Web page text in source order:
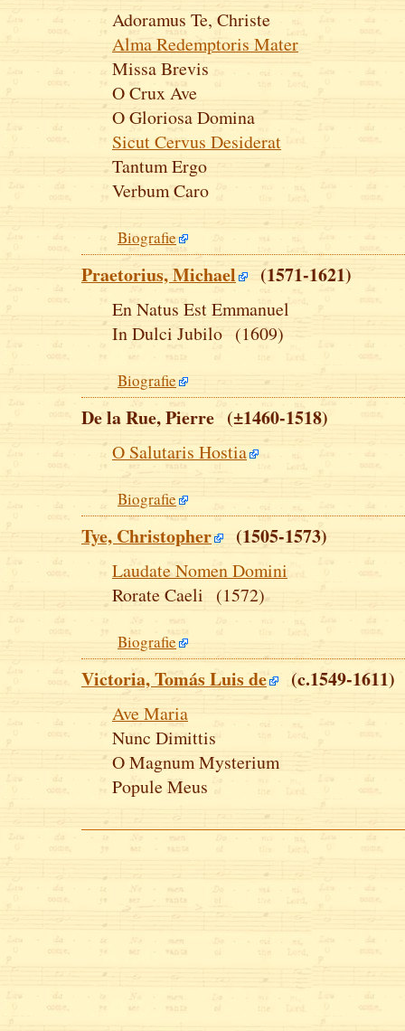
Adoramus Te, Christe
Alma Redemptoris Mater
Missa Brevis
O Crux Ave
O Gloriosa Domina
Sicut Cervus Desiderat
Tantum Ergo
Verbum Caro
Biografie
Praetorius, Michael (1571-1621)
En Natus Est Emmanuel
In Dulci Jubilo (1609)
Biografie
De la Rue, Pierre (±1460-1518)
O Salutaris Hostia
Biografie
Tye, Christopher (1505-1573)
Laudate Nomen Domini
Rorate Caeli (1572)
Biografie
Victoria, Tomás Luis de (c.1549-1611)
Ave Maria
Nunc Dimittis
O Magnum Mysterium
Popule Meus